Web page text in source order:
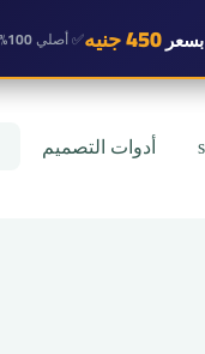
بسعر450 جنيه ✅ أصلي 100% · تفعيل فوري · دعم واتساب
أدوات التصميم